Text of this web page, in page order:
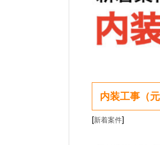
内装工事（
[新着案件]